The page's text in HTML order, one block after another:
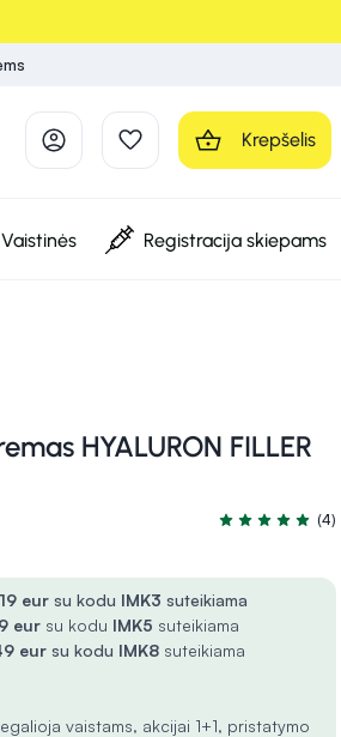
Krepšelis
Vaistinės Registracija skiepams
HYALURON FILLER
Įvertinimas
(4)
19 eur su kodu IMK3 suteikiama
eur su kodu IMK5 suteikiama
eur su kodu IMK8 suteikiama
vaistams, akcijai 1+1, pristatymo